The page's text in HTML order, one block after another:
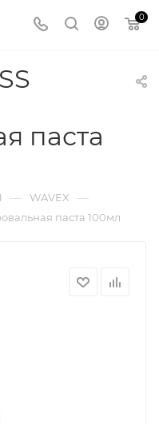
0
паста
— WAVEX —
паста 100мл